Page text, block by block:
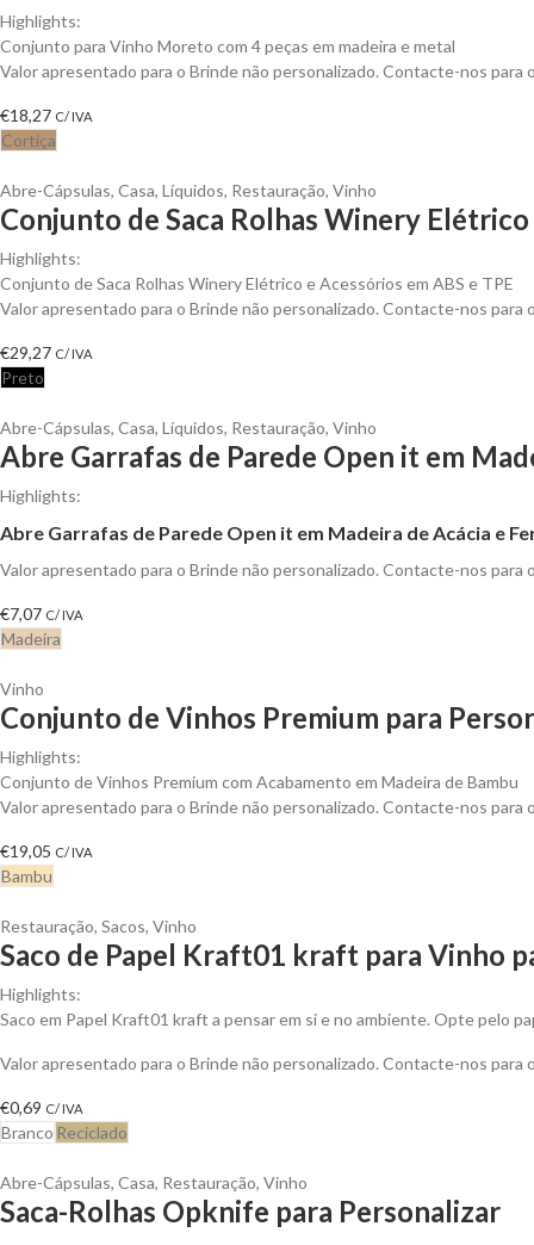
Highlights:
Conjunto para Vinho Moreto com 4 peças em madeira e metal
Valor apresentado para o Brinde não personalizado. Contacte-nos
€18,27 C/ IVA
Cortiça
Abre-Cápsulas, Casa, Líquidos, Restauração, Vinho
Conjunto de Saca Rolhas Winery
Highlights:
Conjunto de Saca Rolhas Winery Elétrico e Acessórios em ABS e TPE
Valor apresentado para o Brinde não personalizado. Contacte-nos
€29,27 C/ IVA
Preto
Abre-Cápsulas, Casa, Líquidos, Restauração, Vinho
Abre Garrafas de Parede Open it em
Highlights:
Abre Garrafas de Parede Open it em Madeira de Acácia e
Valor apresentado para o Brinde não personalizado. Contacte-nos
€7,07 C/ IVA
Madeira
Vinho
Conjunto de Vinhos Premium para
Highlights:
Conjunto de Vinhos Premium com Acabamento em Madeira de Bambu
Valor apresentado para o Brinde não personalizado. Contacte-nos
€19,05 C/ IVA
Bambu
Restauração, Sacos, Vinho
Saco de Papel Kraft01 kraft para Vinho
Highlights:
Saco em Papel Kraft01 kraft a pensar em si e no ambiente. Opte pelo
Valor apresentado para o Brinde não personalizado. Contacte-nos
€0,69 C/ IVA
Branco Reciclado
Abre-Cápsulas, Casa, Restauração, Vinho
Saca-Rolhas Opknife para Personalizar